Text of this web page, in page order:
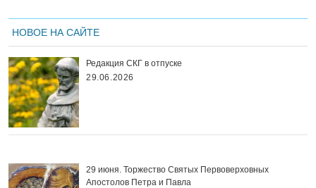
НОВОЕ НА САЙТЕ
Редакция СКГ в отпуске
29.06.2026
29 июня. Торжество Святых Первоверховных
Апостолов Петра и Павла